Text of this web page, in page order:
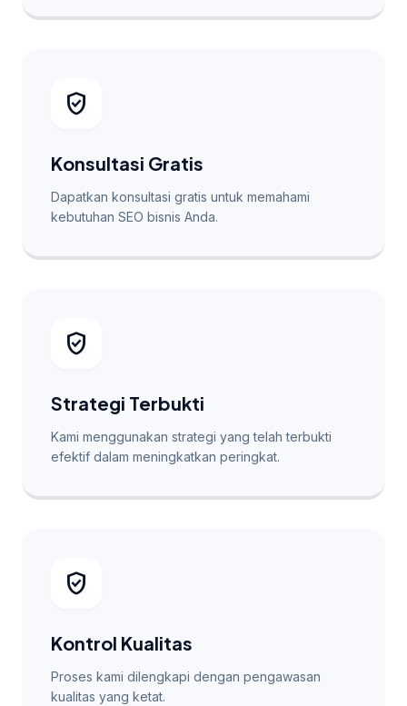
verified_user
Konsultasi Gratis
Dapatkan konsultasi gratis untuk memahami
kebutuhan SEO bisnis Anda.
verified_user
Strategi Terbukti
Kami menggunakan strategi yang telah terbukti
efektif dalam meningkatkan peringkat.
verified_user
Kontrol Kualitas
Proses kami dilengkapi dengan pengawasan
kualitas yang ketat.